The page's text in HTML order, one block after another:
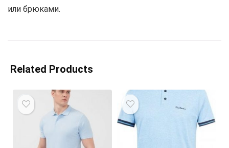
или брюками.
Related Products